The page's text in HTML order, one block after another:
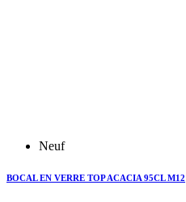
Neuf
BOCAL EN VERRE TOP ACACIA 95CL M12